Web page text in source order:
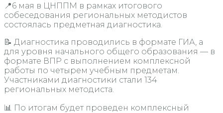
📍6 мая в ЦНППМ в рамках итогового
собеседования региональных методистов
состоялась предметная диагностика.
📝 Диагностика проводились в формате ГИА, а
для уровня начального общего образования — в
формате ВПР с выполнением комплексной
работы по четырем учебным предметам.
Участниками диагностики стали 134
региональных методиста.
📊 По итогам будет проведен комплексный